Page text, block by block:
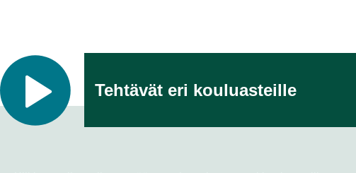
Tehtävät eri kouluasteille